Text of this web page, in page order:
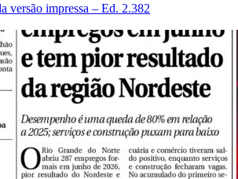
versão impressa – Ed. 2.382